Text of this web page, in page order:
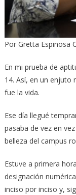
Por Gretta Espinosa
En mi prueba de
14. Así, en un enjuto
fue la vida.
Ese día llegué
pasaba de vez en
belleza del campus
Estuve a primera
designación
inciso por inciso y,